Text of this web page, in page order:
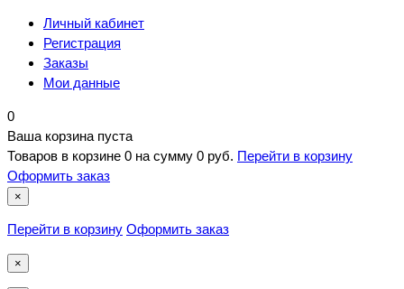
Личный кабинет
Регистрация
Заказы
Мои данные
0
Ваша корзина пуста
Товаров в корзине 0 на сумму 0 руб. Перейти в корзину
Оформить заказ
×
Перейти в корзину Оформить заказ
×